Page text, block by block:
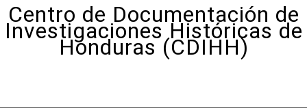
Centro de Documentación de
Investigaciones Históricas de
Honduras (CDIHH)